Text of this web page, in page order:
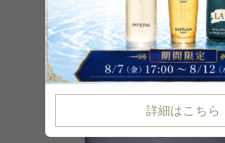
詳細はこちら
28%
OFF